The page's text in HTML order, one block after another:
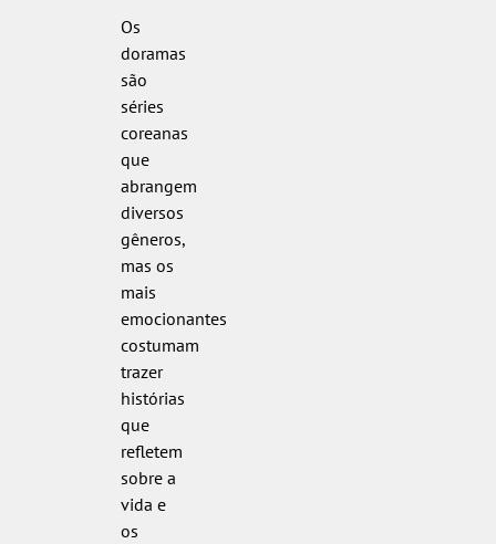
Os
doramas
são
séries
coreanas
que
abrangem
diversos
gêneros,
mas os
mais
emocionantes
costumam
trazer
histórias
que
refletem
sobre a
vida e
os